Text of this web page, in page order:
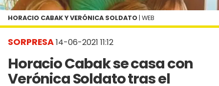
SORPRESA14-06-2021 11:12
Horacio Cabak se casa con
Verónica Soldato tras el
HORACIO CABAK Y VERÓNICA SOLDATO | WEB